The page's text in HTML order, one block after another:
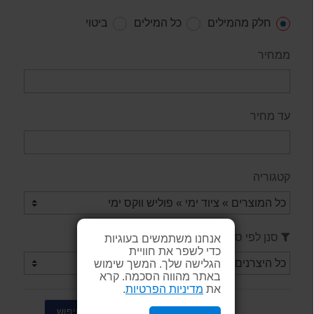
אנחנו משתמשים בעוגיות
כדי לשפר את חוויית
הגלישה שלך. המשך שימוש
באתר מהווה הסכמה. קרא
את מדיניות הפרטיות.
חלק מהמילים כל המילים ביטוי
ממחיר
עד מחיר
קטגוריה
סנן לפי ספק / יצרן
חיפוש